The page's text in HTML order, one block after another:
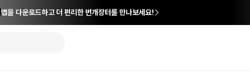
앱을 다운로드하고 더 편리한 번개장터를 만나보세요!